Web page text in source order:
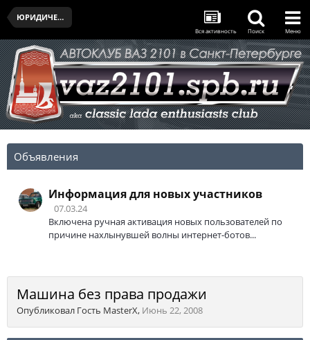
ЮРИДИЧЕСКИЕ ВОПРОСЫ
Вся активность Поиск Меню
Объявления
Информация для новых участников
07.03.24
Включена ручная активация новых пользователей по
причине нахлынувшей волны интернет-ботов...
Машина без права продажи
Опубликовал Гость MasterX, Июнь 22, 2008